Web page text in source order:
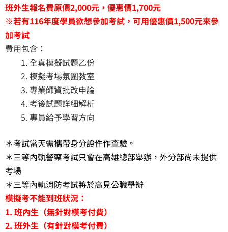
班外生報名費原價2,000元，優惠價1,700元
※若有116年度學員欲想參加考試，可用優惠價1,500元來參
加考試
費用包含：
全真模擬試題乙份
模擬考場氛圍教室
專業師資批改申論
考後試題詳細解析
專員給予學習方向
＊考試當天需攜帶身分證件作查驗。
＊三等內軌警察考試只會在高雄總部舉辦，外分部尚未提供
考場
＊三等內軌消防考試將於高見公職舉辦
模擬考不能到班狀況：
1. 班內生（無針對模考付費）
2. 班外生（有針對模考付費）